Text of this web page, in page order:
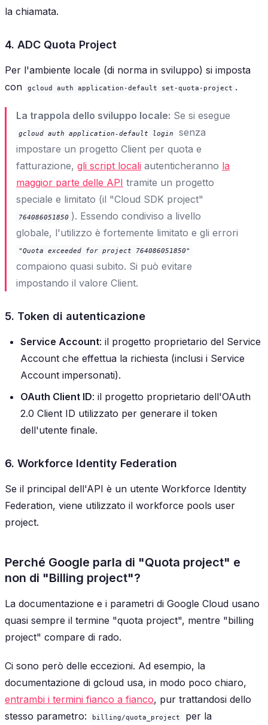
la chiamata.
4. ADC Quota Project
Per l'ambiente locale (di norma in sviluppo) si imposta
con
gcloud auth application-default set-quota-project .
La trappola dello sviluppo locale: Se si esegue
gcloud auth application-default login
senza
impostare un progetto Client per quota e
fatturazione, gli script locali autenticheranno la
maggior parte delle API tramite un progetto
speciale e limitato (il "Cloud SDK project"
764086051850 ). Essendo condiviso a livello
globale, l'utilizzo è fortemente limitato e gli errori
"Quota exceeded for project 764086051850"
compaiono quasi subito. Si può evitare
impostando il valore Client.
5. Token di autenticazione
Service Account: il progetto proprietario del Service
Account che effettua la richiesta (inclusi i Service
Account impersonati).
OAuth Client ID: il progetto proprietario dell'OAuth
2.0 Client ID utilizzato per generare il token
dell'utente finale.
6. Workforce Identity Federation
Se il principal dell'API è un utente Workforce Identity
Federation, viene utilizzato il workforce pools user
project.
Perché Google parla di "Quota project" e
non di "Billing project"?
La documentazione e i parametri di Google Cloud usano
quasi sempre il termine "quota project", mentre "billing
project" compare di rado.
Ci sono però delle eccezioni. Ad esempio, la
documentazione di gcloud usa, in modo poco chiaro,
entrambi i termini fianco a fianco, pur trattandosi dello
stesso parametro:
billing/quota_project
per la